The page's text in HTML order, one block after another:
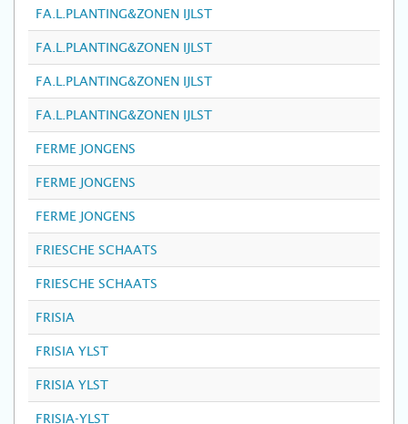
FA.L.PLANTING&ZONEN IJLST
FA.L.PLANTING&ZONEN IJLST
FA.L.PLANTING&ZONEN IJLST
FA.L.PLANTING&ZONEN IJLST
FERME JONGENS
FERME JONGENS
FERME JONGENS
FRIESCHE SCHAATS
FRIESCHE SCHAATS
FRISIA
FRISIA YLST
FRISIA YLST
FRISIA-YLST